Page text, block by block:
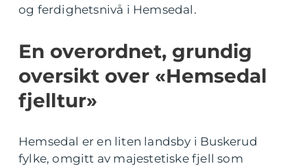
og ferdighetsnivå i Hemsedal.
En overordnet, grundig
oversikt over «Hemsedal
fjelltur»
Hemsedal er en liten landsby i Buskerud
fylke, omgitt av majestetiske fjell som